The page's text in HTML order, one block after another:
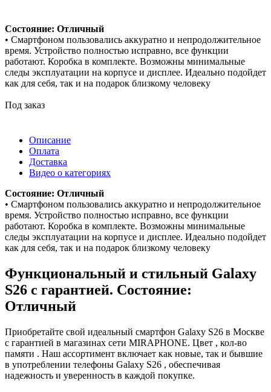
Состояние: Отличный
• Смартфоном пользовались аккуратно и непродолжительное
время. Устройство полностью исправно, все функции
работают. Коробка в комплекте. Возможны минимальные
следы эксплуатации на корпусе и дисплее. Идеально подойдет
как для себя, так и на подарок близкому человеку
Под заказ
Описание
Оплата
Доставка
Видео о категориях
Состояние: Отличный
• Смартфоном пользовались аккуратно и непродолжительное
время. Устройство полностью исправно, все функции
работают. Коробка в комплекте. Возможны минимальные
следы эксплуатации на корпусе и дисплее. Идеально подойдет
как для себя, так и на подарок близкому человеку
Функциональный и стильный Galaxy
S26 с гарантией. Состояние:
Отличный
Приобретайте свой идеальный смартфон Galaxy S26 в Москве
с гарантией в магазинах сети MIRAPHONE. Цвет , кол-во
памяти . Наш ассортимент включает как новые, так и бывшие
в употреблении телефоны Galaxy S26 , обеспечивая
надежность и уверенность в каждой покупке.